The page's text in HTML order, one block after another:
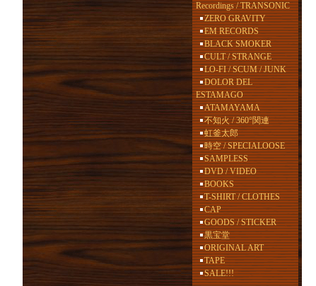
Recordings / TRANSONIC
ZERO GRAVITY
EM RECORDS
BLACK SMOKER
CULT / STRANGE
LO-FI / SCUM / JUNK
DOLOR DEL
ESTAMAGO
ATAMAYAMA
不知火 / 360°関連
虹釜太郎
時空 / SPECIALOOSE
SAMPLESS
DVD / VIDEO
BOOKS
T-SHIRT / CLOTHES
CAP
GOODS / STICKER
黒宝堂
ORIGINAL ART
TAPE
SALE!!!